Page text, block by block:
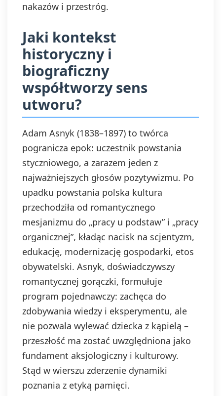
nakazów i przestróg.
Jaki kontekst
historyczny i
biograficzny
współtworzy sens
utworu?
Adam Asnyk (1838–1897) to twórca
pogranicza epok: uczestnik powstania
styczniowego, a zarazem jeden z
najważniejszych głosów pozytywizmu. Po
upadku powstania polska kultura
przechodziła od romantycznego
mesjanizmu do „pracy u podstaw” i „pracy
organicznej”, kładąc nacisk na scjentyzm,
edukację, modernizację gospodarki, etos
obywatelski. Asnyk, doświadczywszy
romantycznej gorączki, formułuje
program pojednawczy: zachęca do
zdobywania wiedzy i eksperymentu, ale
nie pozwala wylewać dziecka z kąpielą –
przeszłość ma zostać uwzględniona jako
fundament aksjologiczny i kulturowy.
Stąd w wierszu zderzenie dynamiki
poznania z etyką pamięci.